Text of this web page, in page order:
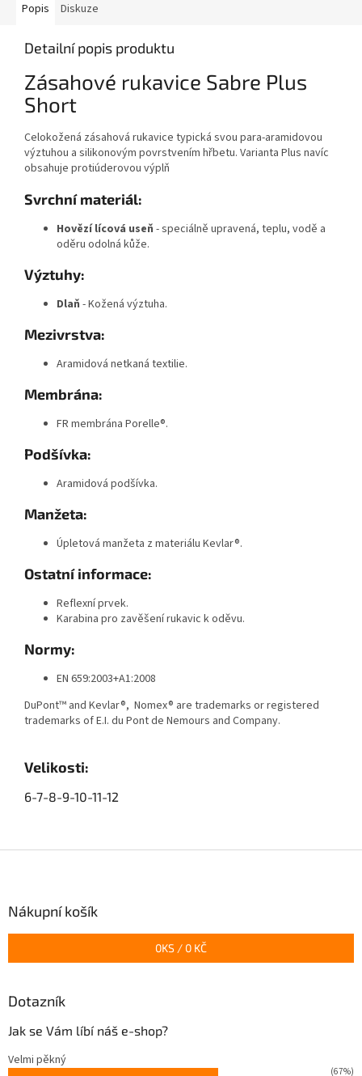
Popis Diskuze
Detailní popis produktu
Zásahové rukavice Sabre Plus
Short
Celokožená zásahová rukavice typická svou para-aramidovou
výztuhou a silikonovým povrstvením hřbetu. Varianta Plus navíc
obsahuje protiúderovou výplň
Svrchní materiál:
Hovězí lícová useň - speciálně upravená, teplu, vodě a
oděru odolná kůže.
Výztuhy:
Dlaň - Kožená výztuha.
Mezivrstva:
Aramidová netkaná textilie.
Membrána:
FR membrána Porelle®.
Podšívka:
Aramidová podšívka.
Manžeta:
Úpletová manžeta z materiálu Kevlar®.
Ostatní informace:
Reflexní prvek.
Karabina pro zavěšení rukavic k oděvu.
Normy:
EN 659:2003+A1:2008
DuPont™ and Kevlar®, Nomex® are trademarks or registered
trademarks of E.I. du Pont de Nemours and Company.
Velikosti:
6-7-8-9-10-11-12
Nákupní košík
0KS / 0 KČ
Dotazník
Jak se Vám líbí náš e-shop?
Velmi pěkný
(67%)